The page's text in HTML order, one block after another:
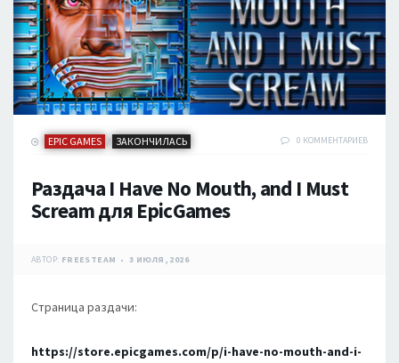
EPIC GAMES / ЗАКОНЧИЛАСЬ 0 КОММЕНТАРИЕВ
Раздача I Have No Mouth, and I Must
Scream для EpicGames
АВТОР: FREESTEAM 3 ИЮЛЯ, 2026
Страница раздачи:
https://store.epicgames.com/p/i-have-no-mouth-and-i-